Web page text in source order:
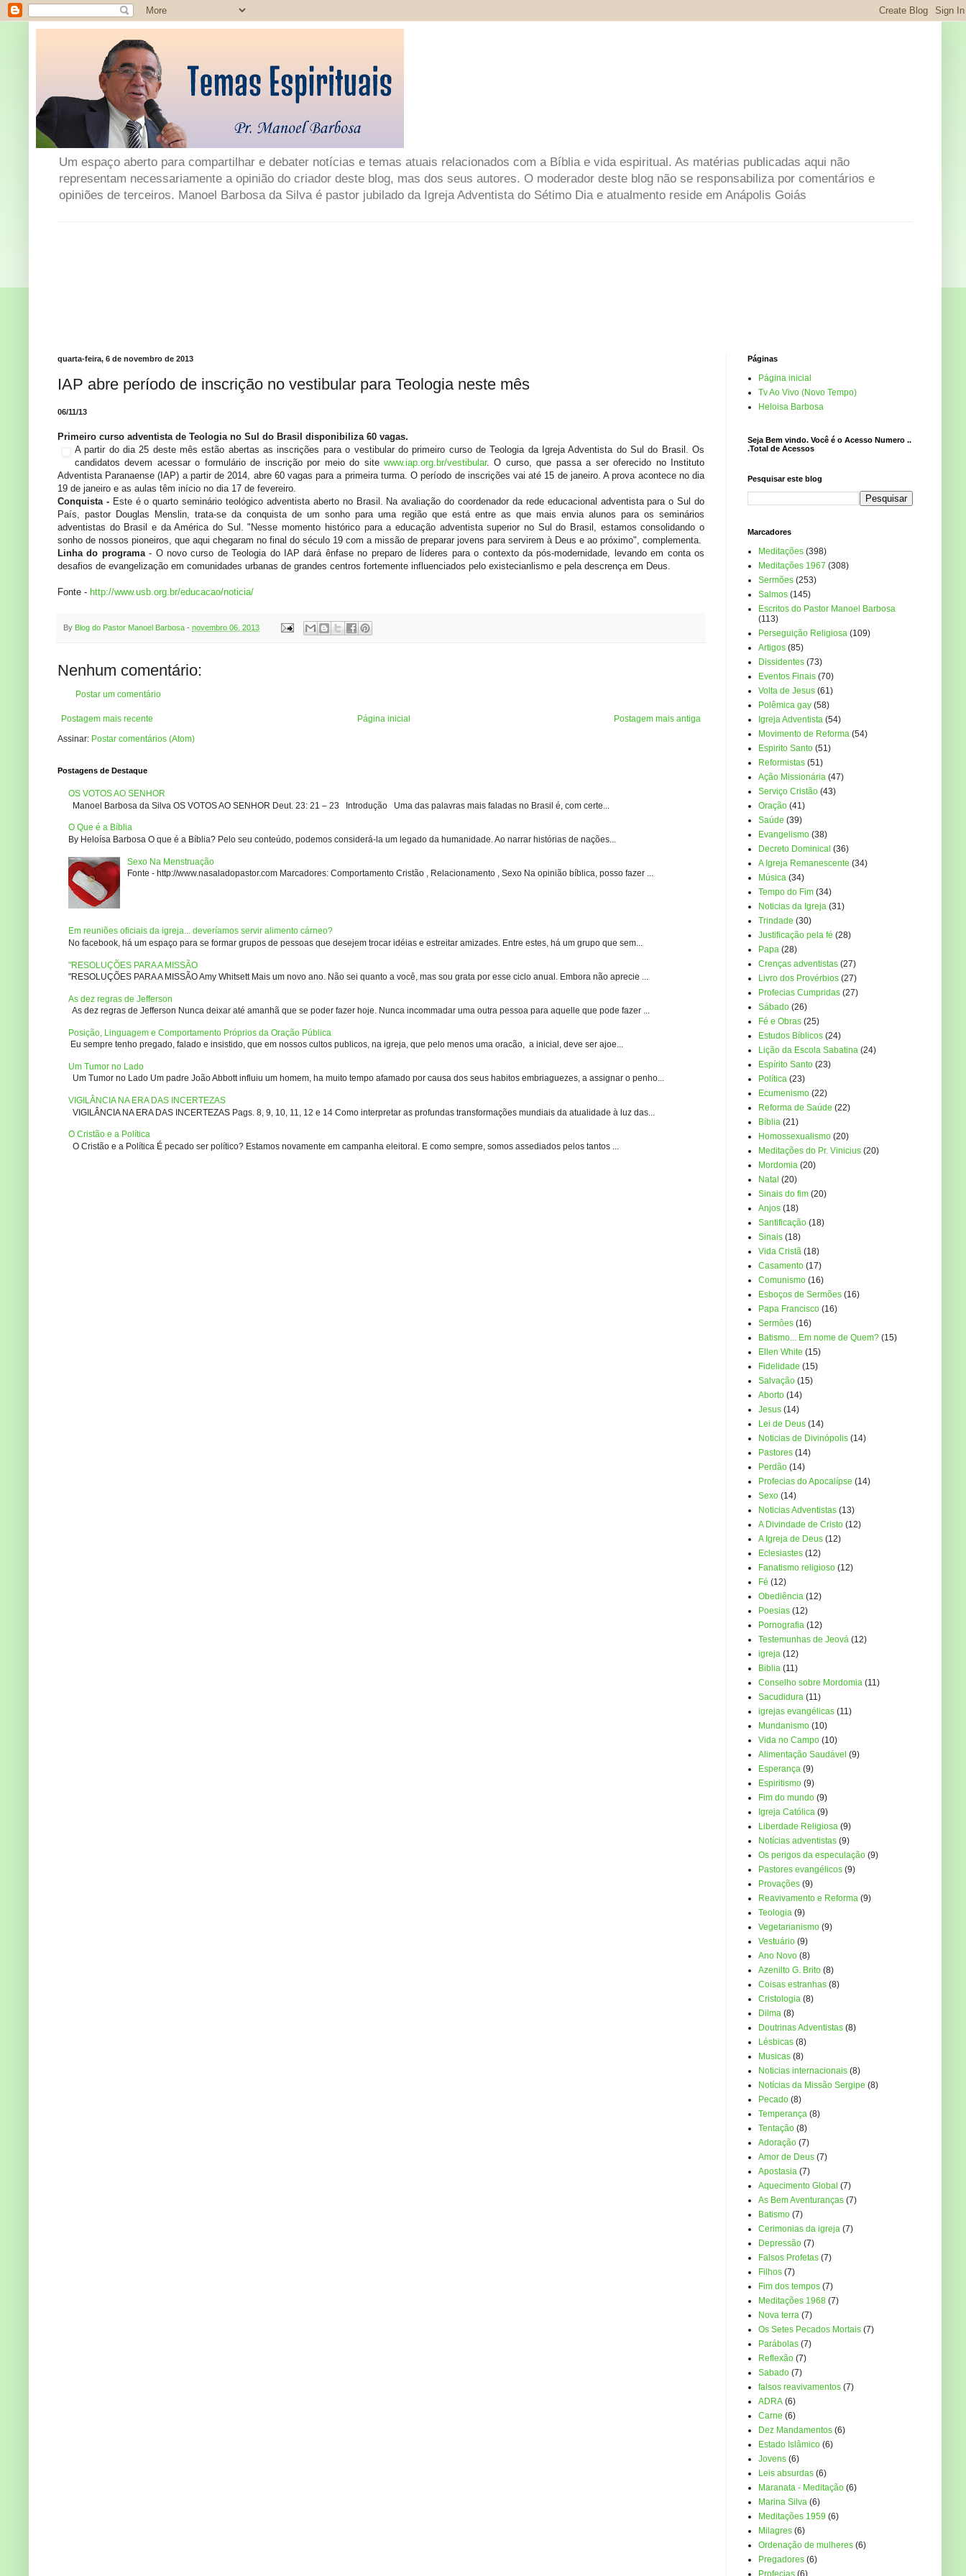
Um espaço aberto para compartilhar e debater notícias e temas atuais relacionados com a Bíblia e vida espiritual. As matérias publicadas aqui não
representam necessariamente a opinião do criador deste blog, mas dos seus autores. O moderador deste blog não se responsabiliza por comentários e
opiniões de terceiros. Manoel Barbosa da Silva é pastor jubilado da Igreja Adventista do Sétimo Dia e atualmento reside em Anápolis Goiás
quarta-feira, 6 de novembro de 2013
IAP abre período de inscrição no vestibular para Teologia neste mês
06/11/13
Primeiro curso adventista de Teologia no Sul do Brasil disponibiliza 60 vagas.
A partir do dia 25 deste mês estão abertas as inscrições para o vestibular do primeiro curso de Teologia da Igreja Adventista do Sul do Brasil. Os
candidatos devem acessar o formulário de inscrição por meio do site www.iap.org.br/vestibular. O curso, que passa a ser oferecido no Instituto
Adventista Paranaense (IAP) a partir de 2014, abre 60 vagas para a primeira turma. O período de inscrições vai até 15 de janeiro. A prova acontece no dia
19 de janeiro e as aulas têm início no dia 17 de fevereiro.
Conquista - Este é o quarto seminário teológico adventista aberto no Brasil. Na avaliação do coordenador da rede educacional adventista para o Sul do
País, pastor Douglas Menslin, trata-se da conquista de um sonho para uma região que está entre as que mais envia alunos para os seminários
adventistas do Brasil e da América do Sul. "Nesse momento histórico para a educação adventista superior no Sul do Brasil, estamos consolidando o
sonho de nossos pioneiros, que aqui chegaram no final do século 19 com a missão de preparar jovens para servirem à Deus e ao próximo", complementa.
Linha do programa- O novo curso de Teologia do IAP dará ênfase no preparo de líderes para o contexto da pós-modernidade, levando em conta os
desafios de evangelização em comunidades urbanas de grandes centros fortemente influenciados pelo existecianlismo e pela descrença em Deus.
Fonte - http://www.usb.org.br/educacao/noticia/
By Blog do Pastor Manoel Barbosa - novembro 06, 2013
Nenhum comentário:
Postar um comentário
Postagem mais recente Postagem mais antiga
Página inicial
Assinar: Postar comentários (Atom)
Postagens de Destaque
OS VOTOS AO SENHOR
Manoel Barbosa da Silva OS VOTOS AO SENHOR Deut. 23: 21 – 23 Introdução Uma das palavras mais faladas no Brasil é, com certe...
O Que é a Bíblia
By Heloísa Barbosa O que é a Bíblia? Pelo seu conteúdo, podemos considerá-la um legado da humanidade. Ao narrar histórias de nações...
Sexo Na Menstruação
Fonte - http://www.nasaladopastor.com Marcadores: Comportamento Cristão , Relacionamento , Sexo Na opinião bíblica, posso fazer ...
Em reuniões oficiais da igreja... deveríamos servir alimento cárneo?
No facebook, há um espaço para se formar grupos de pessoas que desejem trocar idéias e estreitar amizades. Entre estes, há um grupo que sem...
"RESOLUÇÕES PARA A MISSÃO
"RESOLUÇÕES PARA A MISSÃO Amy Whitsett Mais um novo ano. Não sei quanto a você, mas sou grata por esse ciclo anual. Embora não aprecie ...
As dez regras de Jefferson
As dez regras de Jefferson Nunca deixar até amanhã que se poder fazer hoje. Nunca incommadar uma outra pessoa para aquelle que pode fazer ...
Posição, Linguagem e Comportamento Próprios da Oração Pública
Eu sempre tenho pregado, falado e insistido, que em nossos cultos publicos, na igreja, que pelo menos uma oracão, a inicial, deve ser ajoe...
Um Tumor no Lado
Um Tumor no Lado Um padre João Abbott influiu um homem, ha muito tempo afamado por causa dos seus habitos embriaguezes, a assignar o penho...
VIGILÂNCIA NA ERA DAS INCERTEZAS
VIGILÂNCIA NA ERA DAS INCERTEZAS Pags. 8, 9, 10, 11, 12 e 14 Como interpretar as profundas transformações mundiais da atualidade à luz das...
O Cristão e a Política
O Cristão e a Política É pecado ser político? Estamos novamente em campanha eleitoral. E como sempre, somos assediados pelos tantos ...
Páginas
Página inicial
Tv Ao Vivo (Novo Tempo)
Heloisa Barbosa
Seja Bem vindo. Você é o Acesso Numero ..
.Total de Acessos
Pesquisar este blog
Marcadores
Meditações (398)
Meditações 1967 (308)
Sermões (253)
Salmos (145)
Escritos do Pastor Manoel Barbosa
(113)
Perseguição Religiosa (109)
Artigos (85)
Dissidentes (73)
Eventos Finais (70)
Volta de Jesus (61)
Polêmica gay (58)
Igreja Adventista (54)
Movimento de Reforma (54)
Espirito Santo (51)
Reformistas (51)
Ação Missionária (47)
Serviço Cristão (43)
Oração (41)
Saúde (39)
Evangelismo (38)
Decreto Dominical (36)
A Igreja Remanescente (34)
Música (34)
Tempo do Fim (34)
Noticias da Igreja (31)
Trindade (30)
Justificação pela fé (28)
Papa (28)
Crenças adventistas (27)
Livro dos Provérbios (27)
Profecias Cumpridas (27)
Sábado (26)
Fé e Obras (25)
Estudos Bíblicos (24)
Lição da Escola Sabatina (24)
Espírito Santo (23)
Política (23)
Ecumenismo (22)
Reforma de Saúde (22)
Bíblia (21)
Homossexualismo (20)
Meditações do Pr. Vinicius (20)
Mordomia (20)
Natal (20)
Sinais do fim (20)
Anjos (18)
Santificação (18)
Sinais (18)
Vida Cristã (18)
Casamento (17)
Comunismo (16)
Esboços de Sermões (16)
Papa Francisco (16)
Sermôes (16)
Batismo... Em nome de Quem? (15)
Ellen White (15)
Fidelidade (15)
Salvação (15)
Aborto (14)
Jesus (14)
Lei de Deus (14)
Noticias de Divinópolis (14)
Pastores (14)
Perdão (14)
Profecias do Apocalípse (14)
Sexo (14)
Noticias Adventistas (13)
A Divindade de Cristo (12)
A Igreja de Deus (12)
Eclesiastes (12)
Fanatismo religioso (12)
Fé (12)
Obediência (12)
Poesias (12)
Pornografia (12)
Testemunhas de Jeová (12)
igreja (12)
Biblia (11)
Conselho sobre Mordomia (11)
Sacudidura (11)
igrejas evangélicas (11)
Mundanismo (10)
Vida no Campo (10)
Alimentação Saudável (9)
Esperança (9)
Espiritismo (9)
Fim do mundo (9)
Igreja Católica (9)
Liberdade Religiosa (9)
Notícias adventistas (9)
Os perigos da especulação (9)
Pastores evangélicos (9)
Provações (9)
Reavivamento e Reforma (9)
Teologia (9)
Vegetarianismo (9)
Vestuário (9)
Ano Novo (8)
Azenilto G. Brito (8)
Coisas estranhas (8)
Cristologia (8)
Dilma (8)
Doutrinas Adventistas (8)
Lésbicas (8)
Musicas (8)
Noticias internacionais (8)
Notícias da Missão Sergipe (8)
Pecado (8)
Temperança (8)
Tentação (8)
Adoração (7)
Amor de Deus (7)
Apostasia (7)
Aquecimento Global (7)
As Bem Aventuranças (7)
Batismo (7)
Cerimonias da igreja (7)
Depressão (7)
Falsos Profetas (7)
Filhos (7)
Fim dos tempos (7)
Meditações 1968 (7)
Nova terra (7)
Os Setes Pecados Mortais (7)
Parábolas (7)
Reflexão (7)
Sabado (7)
falsos reavivamentos (7)
ADRA (6)
Carne (6)
Dez Mandamentos (6)
Estado Islâmico (6)
Jovens (6)
Leis absurdas (6)
Maranata - Meditação (6)
Marina Silva (6)
Meditações 1959 (6)
Milagres (6)
Ordenação de mulheres (6)
Pregadores (6)